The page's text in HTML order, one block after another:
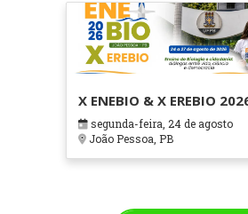
X ENEBIO & X EREBIO
segunda-feira, 24 de agosto
João Pessoa, PB